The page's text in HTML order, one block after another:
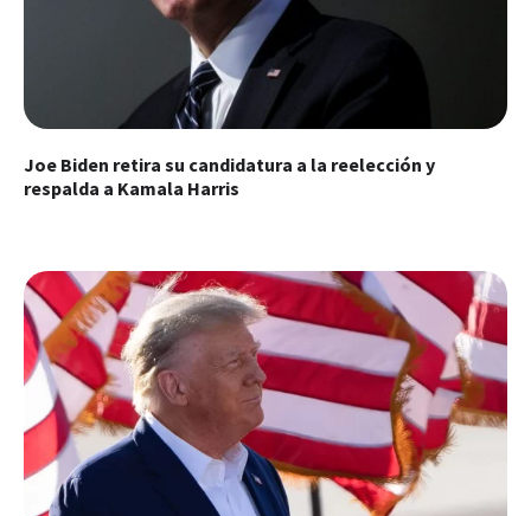
Joe Biden retira su candidatura a la reelección y
respalda a Kamala Harris